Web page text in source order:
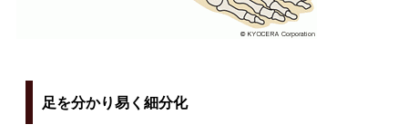
足を分かり易く細分化